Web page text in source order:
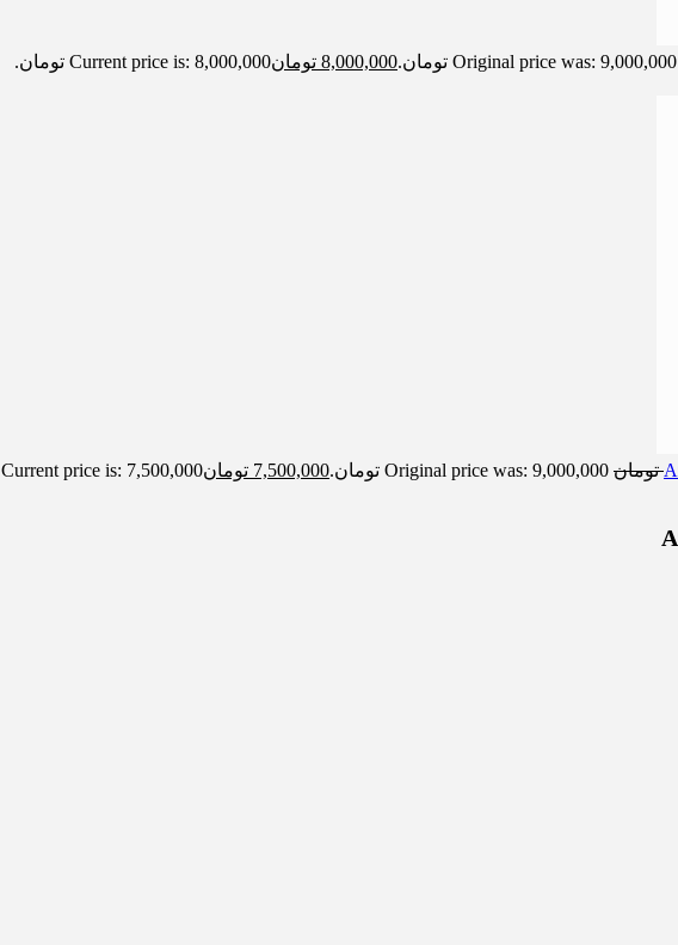
Original price was: 9,000,000 تومان. 8,000,000 تومانCurrent price is: 8,000,000 تومان.
تومان Original price was: 9,000,000 تومان. 7,500,000 تومانCurrent price is: 7,500,000 تومان.